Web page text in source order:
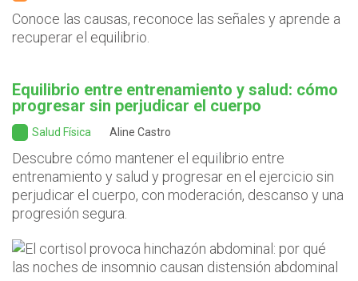
Conoce las causas, reconoce las señales y aprende a
recuperar el equilibrio.
Equilibrio entre entrenamiento y salud: cómo
progresar sin perjudicar el cuerpo
Salud Física Aline Castro
Descubre cómo mantener el equilibrio entre
entrenamiento y salud y progresar en el ejercicio sin
perjudicar el cuerpo, con moderación, descanso y una
progresión segura.